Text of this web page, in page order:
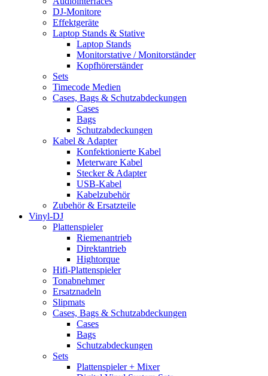
DJ-Monitore
Effektgeräte
Laptop Stands & Stative
Laptop Stands
Monitorstative / Monitorständer
Kopfhörerständer
Sets
Timecode Medien
Cases, Bags & Schutzabdeckungen
Cases
Bags
Schutzabdeckungen
Kabel & Adapter
Konfektionierte Kabel
Meterware Kabel
Stecker & Adapter
USB-Kabel
Kabelzubehör
Zubehör & Ersatzteile
Vinyl-DJ
Plattenspieler
Riemenantrieb
Direktantrieb
Hightorque
Hifi-Plattenspieler
Tonabnehmer
Ersatznadeln
Slipmats
Cases, Bags & Schutzabdeckungen
Cases
Bags
Schutzabdeckungen
Sets
Plattenspieler + Mixer